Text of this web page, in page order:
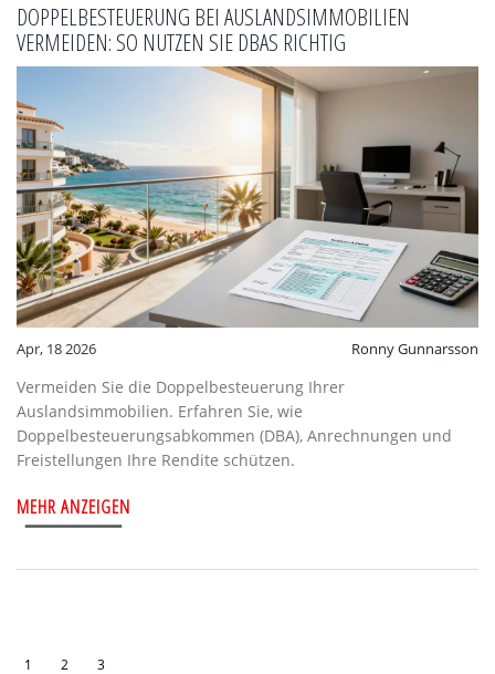
DOPPELBESTEUERUNG BEI AUSLANDSIMMOBILIEN
VERMEIDEN: SO NUTZEN SIE DBAS RICHTIG
Apr, 18 2026 Ronny Gunnarsson
Vermeiden Sie die Doppelbesteuerung Ihrer
Auslandsimmobilien. Erfahren Sie, wie
Doppelbesteuerungsabkommen (DBA), Anrechnungen und
Freistellungen Ihre Rendite schützen.
MEHR ANZEIGEN
1 2 3